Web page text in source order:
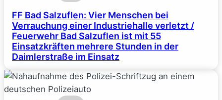
FF Bad Salzuflen: Vier Menschen bei
Verrauchung einer Industriehalle verletzt /
Feuerwehr Bad Salzuflen ist mit 55
Einsatzkräften mehrere Stunden in der
Daimlerstraße im Einsatz